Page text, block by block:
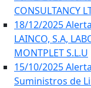
CONSULTANCY
18/12/2025
LAINCO, S.A,
MONTPLET S.L.U
15/10/2025
Suministros de